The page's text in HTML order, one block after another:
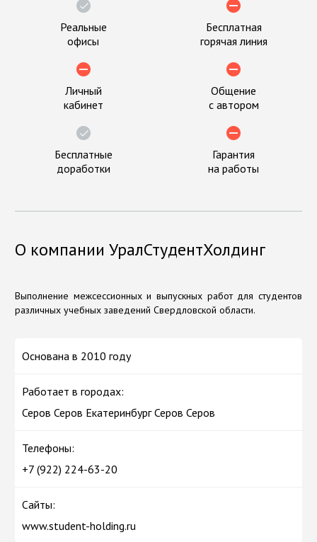
Реальные
офисы
Бесплатная
горячая линия
Личный
кабинет
Общение
с автором
Бесплатные
доработки
Гарантия
на работы
О компании УралСтудентХолдинг
Выполнение межсессионных и выпускных работ для студентов
различных учебных заведений Свердловской области.
Основана в 2010 году
Работает в городах:
Серов Серов Екатеринбург Серов Серов
Телефоны:
+7 (922) 224-63-20
Сайты:
www.student-holding.ru